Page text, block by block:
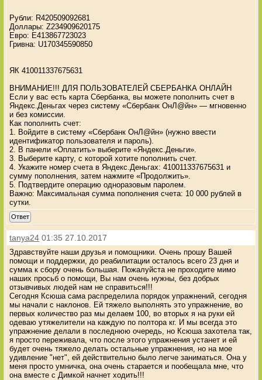
Рубли: R420509092681
Доллары: Z234909620175
Евро: E413867723023
Гривна: U170345590850
ЯК 410011337675631
ВНИМАНИЕ!!! ДЛЯ ПОЛЬЗОВАТЕЛЕЙ СБЕРБАНКА ОНЛАЙН
Если у вас есть карта Сбербанка, вы можете пополнить счет в
Яндекс.Деньгах через систему «Сбербанк ОнЛ@йн» — мгновенно
и без комиссии.
Как пополнить счет:
1. Войдите в систему «Сбербанк ОнЛ@йн» (нужно ввести
идентификатор пользователя и пароль).
2. В панели «Оплатить» выберите «Яндекс.Деньги».
3. Выберите карту, с которой хотите пополнить счет.
4. Укажите номер счета в Яндекс.Деньгах: 410011337675631 и
сумму пополнения, затем нажмите «Продолжить».
5. Подтвердите операцию одноразовым паролем.
Важно: Максимальная сумма пополнения счета: 10 000 рублей в
сутки.
Ответ
tanya24 01:35 27.10.2017
Здравствуйте наши друзья и помощники. Очень прошу Вашей
помощи и поддержки, до реабилитации осталось всего 23 дня и
сумма к сбору очень большая. Пожалуйста не проходите мимо
наших просьб о помощи, Вы нам очень нужны, без добрых
отзывчивых людей нам не справиться!!!
Сегодня Ксюша сама распределила порядок упражнений, сегодня
мы начали с наклонов. Ей тяжело выполнять это упражнение, во
первых количество раз мы делаем 100, во вторых я на руки ей
одеваю утяжелители на каждую по полтора кг. И мы всегда это
упражнение делали в последнюю очередь, но Ксюша захотела так,
я просто переживала, что после этого упражнения устанет и ей
будет очень тяжело делать остальные упражнения, но на мое
удивление "нет", ей действительно было легче заниматься. Она у
меня просто умничка, она очень старается и пообещала мне, что
она вместе с Димкой начнет ходить!!!